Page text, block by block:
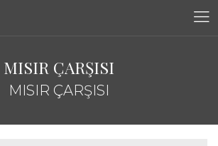
MISIR ÇARŞISI
MISIR ÇARŞISI